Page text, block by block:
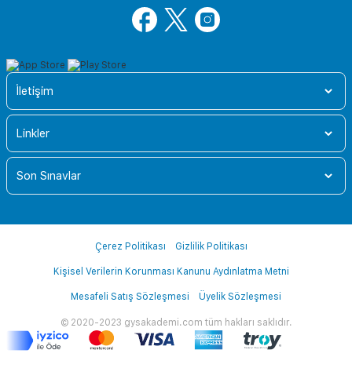
İletişim
Linkler
Son Sınavlar
© 2020-2023 gysakademi.com tüm hakları saklıdır.
Çerez Politikası Gizlilik Politikası
Kişisel Verilerin Korunması Kanunu Aydınlatma Metni
Mesafeli Satış Sözleşmesi Üyelik Sözleşmesi